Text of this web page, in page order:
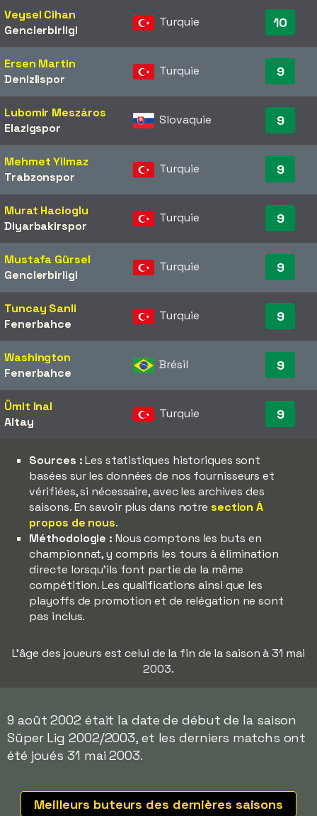
Veysel Cihan
Genclerbirligi
Turquie 10
Ersen Martin
Denizlispor
Turquie 9
Lubomir Meszáros
Elazigspor
Slovaquie 9
Mehmet Yilmaz
Trabzonspor
Turquie 9
Murat Hacioglu
Diyarbakirspor
Turquie 9
Mustafa Gürsel
Genclerbirligi
Turquie 9
Tuncay Sanli
Fenerbahce
Turquie 9
Washington
Fenerbahce
Brésil 9
Ümit Inal
Altay
Turquie 9
Sources :Les statistiques historiques sont
basées sur les données de nos fournisseurs et
vérifiées, si nécessaire, avec les archives des
saisons. En savoir plus dans notre section À
propos de nous.
Méthodologie : Nous comptons les buts en
championnat, y compris les tours à élimination
directe lorsqu'ils font partie de la même
compétition. Les qualifications ainsi que les
playoffs de promotion et de relégation ne sont
pas inclus.
L'âge des joueurs est celui de la fin de la saison à 31 mai
2003.
9 août 2002 était la date de début de la saison
Süper Lig 2002/2003, et les derniers matchs ont
été joués 31 mai 2003.
Meilleurs buteurs des dernières saisons